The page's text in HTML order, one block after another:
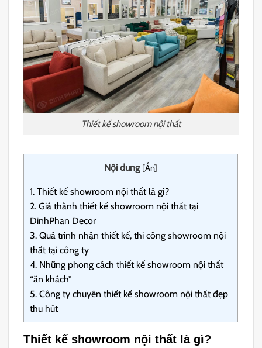
Thiết kế showroom nội thất
Nội dung [Ẩn]
1. Thiết kế showroom nội thất là gì?
2. Giá thành thiết kế showroom nội thất tại
DinhPhan Decor
3. Quá trình nhận thiết kế, thi công showroom nội
thất tại công ty
4. Những phong cách thiết kế showroom nội thất
“ăn khách”
5. Công ty chuyên thiết kế showroom nội thất đẹp
thu hút
Thiết kế showroom nội thất là gì?